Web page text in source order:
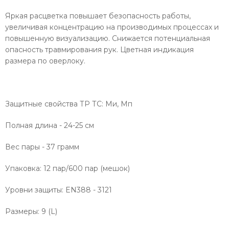
Яркая расцветка повышает безопасность работы,
увеличивая концентрацию на производимых процессах и
повышенную визуализацию. Снижается потенциальная
опасность травмирования рук. Цветная индикация
размера по оверлоку.
Защитные свойства ТР ТС: Ми, Мп
Полная длина - 24-25 см
Вес пары - 37 грамм
Упаковка: 12 пар/600 пар (мешок)
Уровни защиты: EN388 - 3121
Размеры: 9 (L)